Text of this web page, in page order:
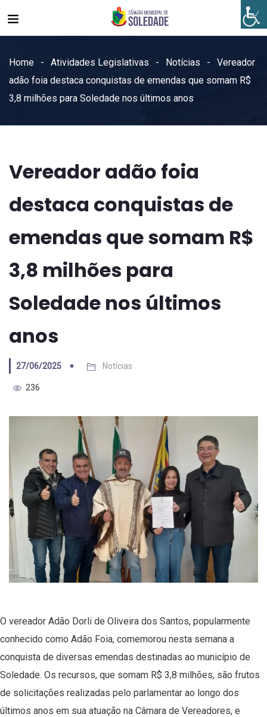
Home Atividades Legislativas Notícias
Vereador
adão foia destaca conquistas de emendas que somam R$
3,8 milhões para Soledade nos últimos anos
Vereador adão foia
destaca conquistas de
emendas que somam R$
3,8 milhões para
Soledade nos últimos
anos
27/06/2025 Notícias
236
O vereador Adão Dorli de Oliveira dos Santos, popularmente
conhecido como Adão Foia, comemorou nesta semana a
conquista de diversas emendas destinadas ao município de
Soledade. Os recursos, que somam R$ 3,8 milhões, são frutos
de solicitações realizadas pelo parlamentar ao longo dos
últimos anos em sua atuação na Câmara de Vereadores, e